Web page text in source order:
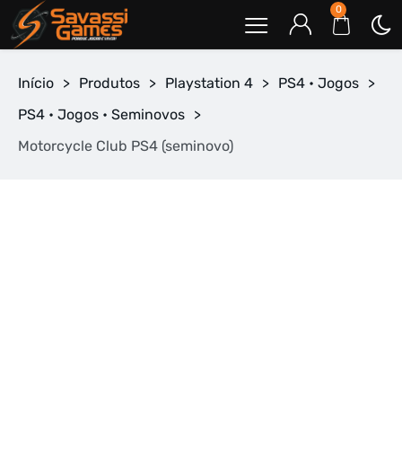
0
Início > Produtos > Playstation 4 > PS4 • Jogos >
PS4 • Jogos • Seminovos >
Motorcycle Club PS4 (seminovo)